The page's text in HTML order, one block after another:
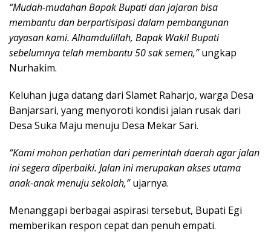
“Mudah-mudahan Bapak Bupati dan jajaran bisa
membantu dan berpartisipasi dalam pembangunan
yayasan kami. Alhamdulillah, Bapak Wakil Bupati
sebelumnya telah membantu 50 sak semen,”ungkap
Nurhakim.
Keluhan juga datang dari Slamet Raharjo, warga Desa
Banjarsari, yang menyoroti kondisi jalan rusak dari
Desa Suka Maju menuju Desa Mekar Sari.
“Kami mohon perhatian dari pemerintah daerah agar jalan
ini segera diperbaiki. Jalan ini merupakan akses utama
anak-anak menuju sekolah,”ujarnya.
Menanggapi berbagai aspirasi tersebut, Bupati Egi
memberikan respon cepat dan penuh empati.